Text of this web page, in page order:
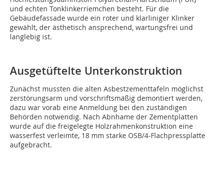
und echten Tonklinkerriemchen besteht. Für die
Gebäudefassade wurde ein roter und klarliniger Klinker
gewählt, der ästhetisch ansprechend, wartungsfrei und
langlebig ist.
Ausgetüftelte Unterkonstruktion
Zunächst mussten die alten Asbestzementtafeln möglichst
zerstörungsarm und vorschriftsmäßig demontiert werden,
dazu war vorab eine Anmeldung bei den zuständigen
Behörden notwendig. Nach Abnhame der Zementplatten
wurde auf die freigelegte Holzrahmenkonstruktion eine
wasserfest verleimte, 18 mm starke OSB/4-Flachpressplatte
aufgebracht.